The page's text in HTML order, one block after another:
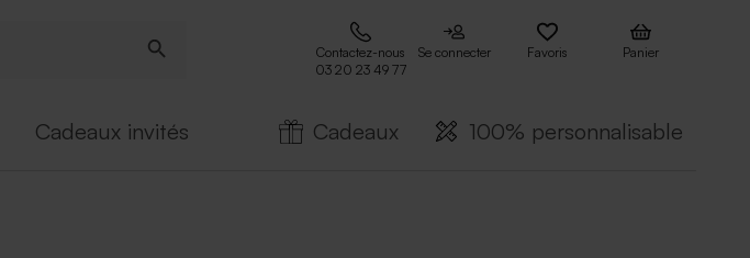
Contactez-nous
03 20 23 49 77
Se connecter Favoris Panier
Cadeaux invités Cadeaux 100% personnalisable